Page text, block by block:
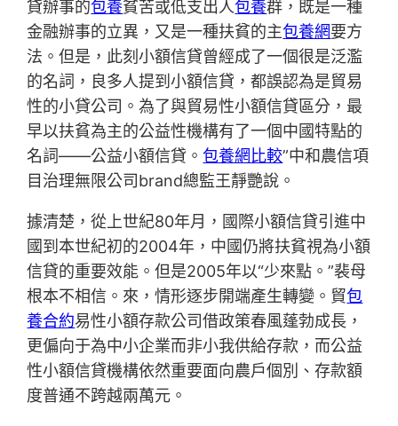
貸辦事的包養貧苦或低支出人包養群，既是一種
金融辦事的立異，又是一種扶貧的主包養網要方
法。但是，此刻小額信貸曾經成了一個很是泛濫
的名詞，良多人提到小額信貸，都誤認為是貿易
性的小貸公司。為了與貿易性小額信貸區分，最
早以扶貧為主的公益性機構有了一個中國特點的
名詞——公益小額信貸。包養網比較”中和農信項
目治理無限公司brand總監王靜艷說。
據清楚，從上世紀80年月，國際小額信貸引進中
國到本世紀初的2004年，中國仍將扶貧視為小額
信貸的重要效能。但是2005年以“少來點。”裴母
根本不相信。來，情形逐步開端產生轉變。貿包
養合約易性小額存款公司借政策春風蓬勃成長，
更偏向于為中小企業而非小我供給存款，而公益
性小額信貸機構依然重要面向農戶個別、存款額
度普通不跨越兩萬元。